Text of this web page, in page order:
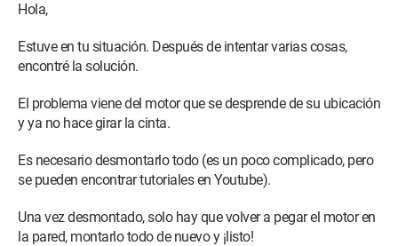
Hola,
Estuve en tu situación. Después de intentar varias cosas,
encontré la solución.
El problema viene del motor que se desprende de su ubicación
y ya no hace girar la cinta.
Es necesario desmontarlo todo (es un poco complicado, pero
se pueden encontrar tutoriales en Youtube).
Una vez desmontado, solo hay que volver a pegar el motor en
la pared, montarlo todo de nuevo y ¡listo!